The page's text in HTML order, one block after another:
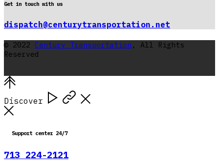
Get in touch with us
dispatch@centurytransportation.net
© 2022 Century Transportation , All Rights
Reserved
Discover
Support center 24/7
713 224-2121